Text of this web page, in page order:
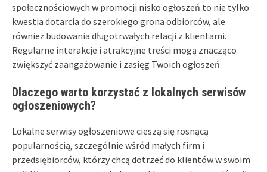
społecznościowych w promocji nisko ogłoszeń to nie tylko
kwestia dotarcia do szerokiego grona odbiorców, ale
również budowania długotrwałych relacji z klientami.
Regularne interakcje i atrakcyjne treści mogą znacząco
zwiększyć zaangażowanie i zasięg Twoich ogłoszeń.
Dlaczego warto korzystać z lokalnych serwisów
ogłoszeniowych?
Lokalne serwisy ogłoszeniowe cieszą się rosnącą
popularnością, szczególnie wśród małych firm i
przedsiębiorców, którzy chcą dotrzeć do klientów w swoim